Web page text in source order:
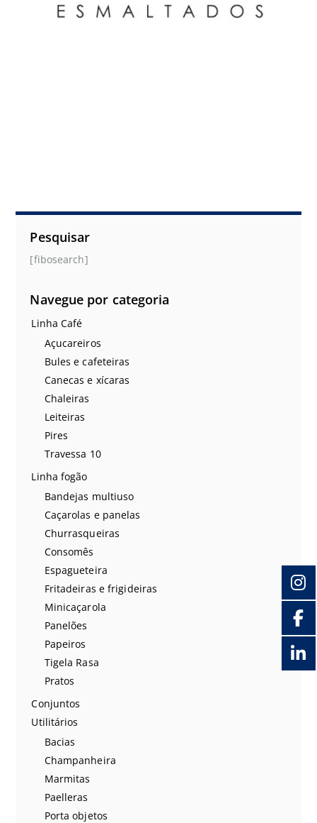
Pesquisar
[fibosearch]
Navegue por categoria
Linha Café
Açucareiros
Bules e cafeteiras
Canecas e xícaras
Chaleiras
Leiteiras
Pires
Travessa 10
Linha fogão
Bandejas multiuso
Caçarolas e panelas
Churrasqueiras
Consomês
Espagueteira
Fritadeiras e frigideiras
Minicaçarola
Panelões
Papeiros
Tigela Rasa
Pratos
Conjuntos
Utilitários
Bacias
Champanheira
Marmitas
Paelleras
Porta objetos